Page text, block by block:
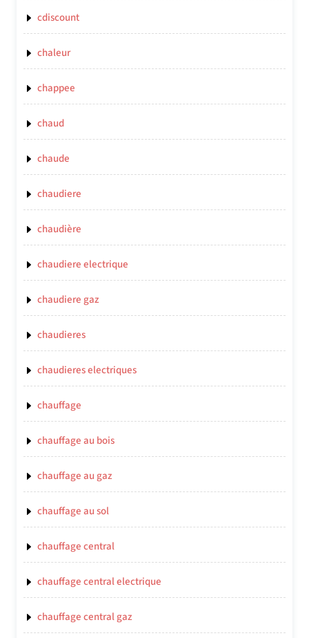
cdiscount
chaleur
chappee
chaud
chaude
chaudiere
chaudière
chaudiere electrique
chaudiere gaz
chaudieres
chaudieres electriques
chauffage
chauffage au bois
chauffage au gaz
chauffage au sol
chauffage central
chauffage central electrique
chauffage central gaz